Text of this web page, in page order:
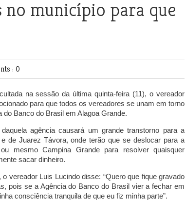
no município para que
: 0
na sessão da última quinta-feira (11), o vereador
para que todos os vereadores se unam em torno
do Banco do Brasil em Alagoa Grande.
agência causará um grande transtorno para a
de Juarez Távora, onde terão que se deslocar para a
mesmo Campina Grande para resolver quaisquer
sacar dinheiro.
vereador Luis Lucindo disse: “Quero que fique gravado
pois se a Agência do Banco do Brasil vier a fechar em
consciência tranquila de que eu fiz minha parte”.